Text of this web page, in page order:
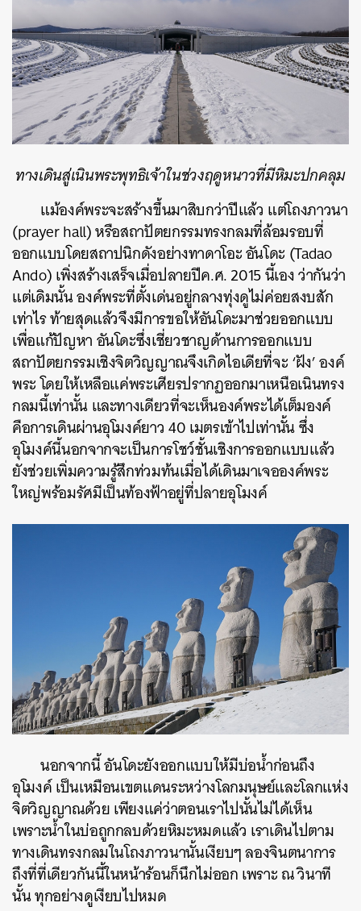
ทางเดินสู่เนินพระพุทธิเจ้าในช่วงฤดูหนาวที่มีหิมะปกคลุม
แม้องค์พระจะสร้างขึ้นมาสิบกว่าปีแล้ว แต่โถงภาวนา
(prayer hall) หรือสถาปัตยกรรมทรงกลมที่ล้อมรอบที่
ออกแบบโดยสถาปนิกดังอย่างทาดาโอะ อันโดะ (Tadao
Ando) เพิ่งสร้างเสร็จเมื่อปลายปีค.ศ. 2015 นี้เอง ว่ากันว่า
แต่เดิมนั้น องค์พระที่ตั้งเด่นอยู่กลางทุ่งดูไม่ค่อยสงบสัก
เท่าไร ท้ายสุดแล้วจึงมีการขอให้อันโดะมาช่วยออกแบบ
เพื่อแก้ปัญหา อันโดะซึ่งเชี่ยวชาญด้านการออกแบบ
สถาปัตยกรรมเชิงจิตวิญญาณจึงเกิดไอเดียที่จะ ‘ฝัง’ องค์
พระ โดยให้เหลือแค่พระเศียรปรากฏออกมาเหนือเนินทรง
กลมนี้เท่านั้น และทางเดียวที่จะเห็นองค์พระได้เต็มองค์
คือการเดินผ่านอุโมงค์ยาว 40 เมตรเข้าไปเท่านั้น ซึ่ง
อุโมงค์นี้นอกจากจะเป็นการโชว์ชั้นเชิงการออกแบบแล้ว
ยังช่วยเพิ่มความรู้สึกท่วมท้นเมื่อได้เดินมาเจอองค์พระ
ใหญ่พร้อมรัศมีเป็นท้องฟ้าอยู่ที่ปลายอุโมงค์
นอกจากนี้ อันโดะยังออกแบบให้มีบ่อน้ำก่อนถึง
อุโมงค์ เป็นเหมือนเขตแดนระหว่างโลกมนุษย์และโลกแห่ง
จิตวิญญาณด้วย เพียงแค่ว่าตอนเราไปนั้นไม่ได้เห็น
เพราะน้ำในบ่อถูกกลบด้วยหิมะหมดแล้ว เราเดินไปตาม
ทางเดินทรงกลมในโถงภาวนานั้นเงียบๆ ลองจินตนาการ
ถึงที่ที่เดียวกันนี้ในหน้าร้อนก็นึกไม่ออก เพราะ ณ วินาที
นั้น ทุกอย่างดูเงียบไปหมด